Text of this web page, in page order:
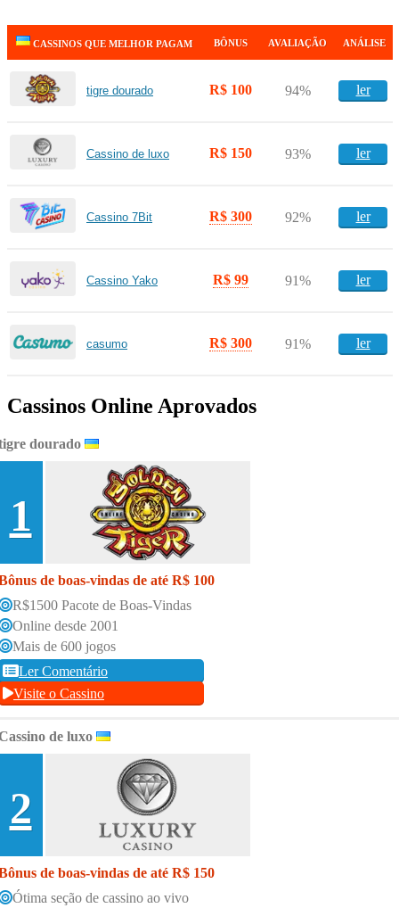
CASSINOS QUE MELHOR PAGAM BÔNUS AVALIAÇÃO ANÁLISE
tigre dourado R$ 100 94% ler
Cassino de luxo R$ 150 93% ler
Cassino 7Bit R$ 300 92% ler
Cassino Yako R$ 99 91% ler
casumo R$ 300 91% ler
Cassinos Online Aprovados
dourado
1
de boas-vindas de até R$ 100
R$1500 Pacote de Boas-Vindas
Online desde 2001
Mais de 600 jogos
Ler Comentário
Visite o Cassino
de luxo
2
de boas-vindas de até R$ 150
Ótima seção de cassino ao vivo